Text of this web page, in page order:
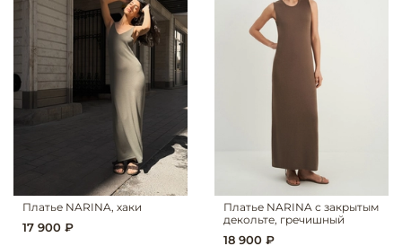
Платье NARINA, хаки
17 900 ₽
Платье NARINA с закрытым
декольте, гречишный
18 900 ₽